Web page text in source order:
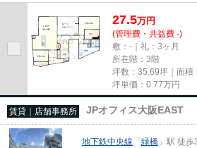
尚、弊社ではおとり広告は一切...
27.5万円
(管理費・共益費 -)
敷：-｜礼：3ヶ月
所在階：3階
坪数：35.69坪｜面積
坪単価： 0.77万円
賃貸｜店舗事務所 JPオフィス大阪EAST
地下鉄中央線 「緑橋 」駅 徒歩